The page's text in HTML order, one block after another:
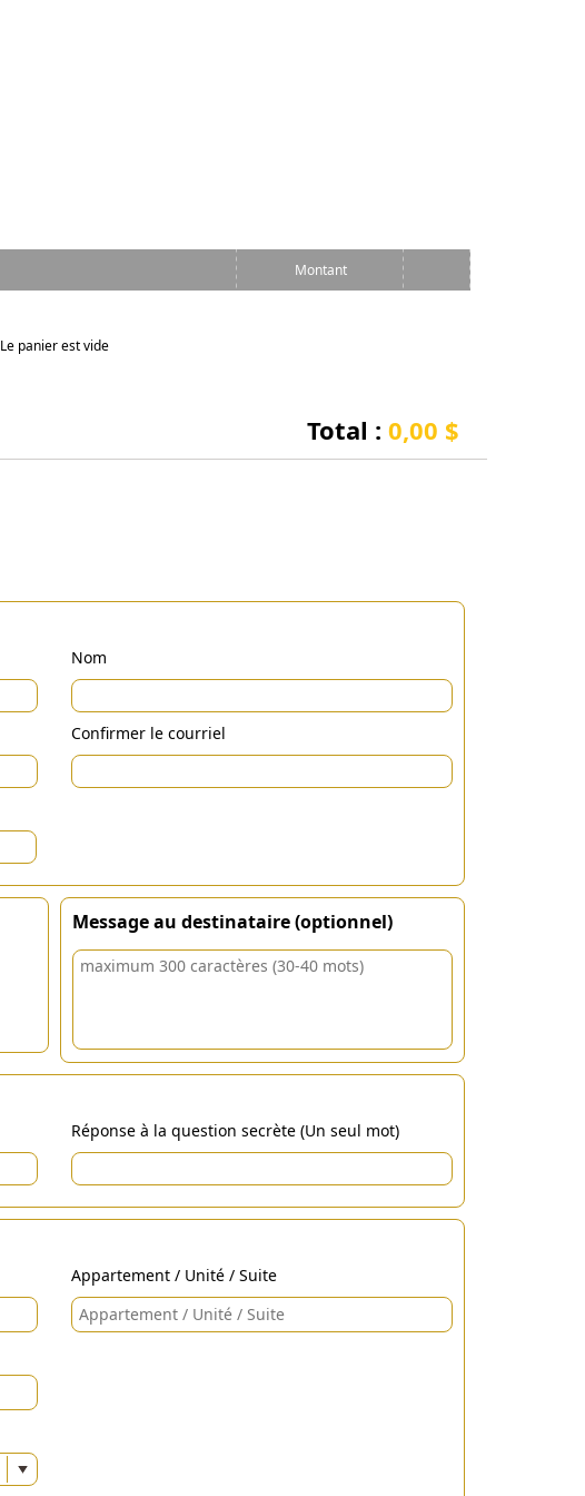
Montant
Le panier est vide
Total : 0,00 $
Nom
Confirmer le courriel
Message au destinataire (optionnel)
Réponse à la question secrète (Un seul mot)
Appartement / Unité / Suite